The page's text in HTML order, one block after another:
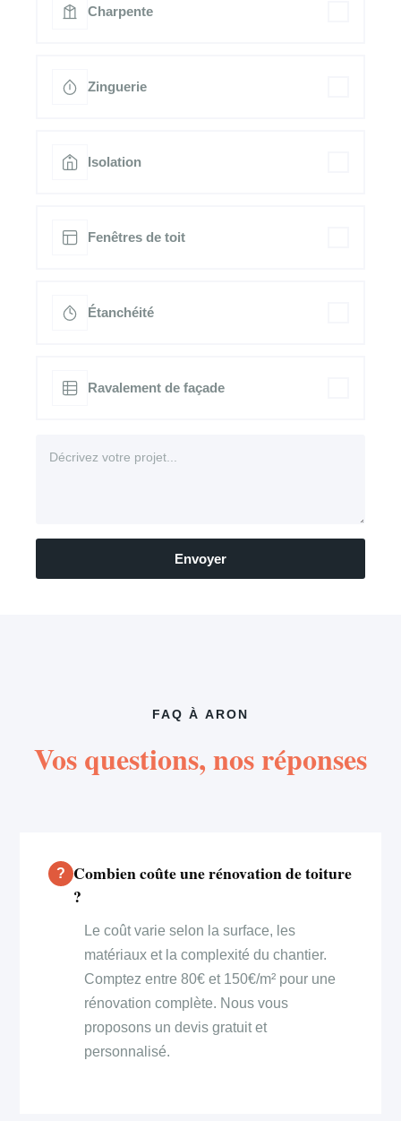
Charpente
Zinguerie
Isolation
Fenêtres de toit
Étanchéité
Ravalement de façade
Envoyer
FAQ À ARON
Vos questions, nos réponses
Combien coûte une rénovation de toiture
?
Le coût varie selon la surface, les
matériaux et la complexité du chantier.
Comptez entre 80€ et 150€/m² pour une
rénovation complète. Nous vous
proposons un devis gratuit et
personnalisé.